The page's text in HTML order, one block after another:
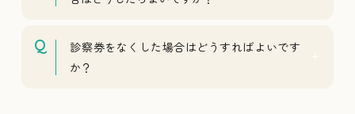
診察券をなくした場合はどうすればよいです
か？